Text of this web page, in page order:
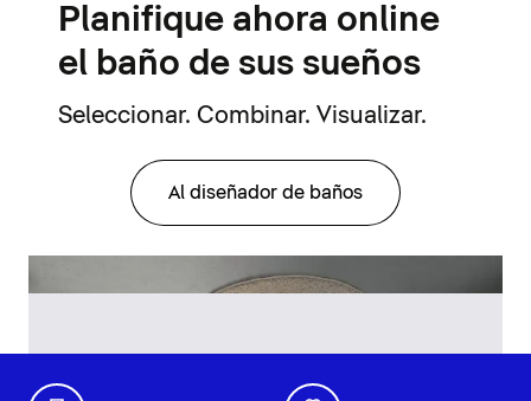
Planifique ahora online
el baño de sus sueños
Seleccionar. Combinar. Visualizar.
Al diseñador de baños